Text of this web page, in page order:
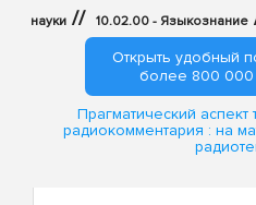
науки // 10.02.00 - Языкознание
Открыть удобный
более 800 000
Прагматический аспект
радиокомментария : на